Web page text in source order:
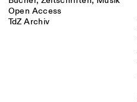
Open Access
TdZ Archiv